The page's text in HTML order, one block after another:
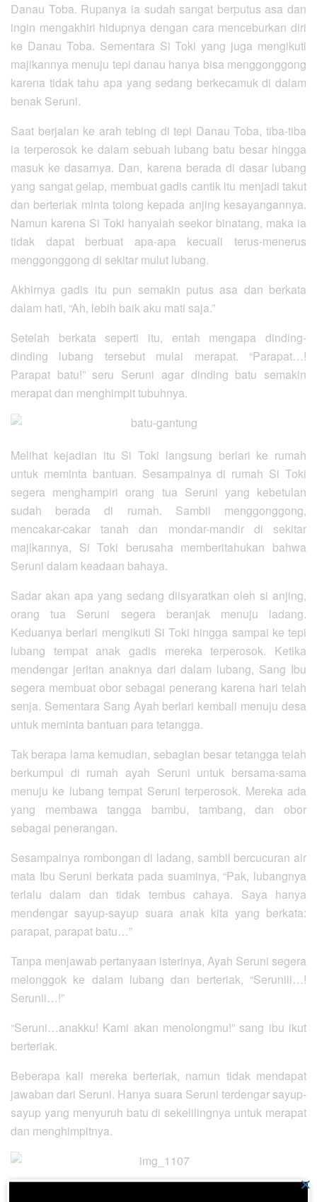
Danau Toba. Rupanya ia sudah sangat berputus asa dan
ingin mengakhiri hidupnya dengan cara menceburkan diri
ke Danau Toba. Sementara Si Toki yang juga mengikuti
majikannya menuju tepi danau hanya bisa menggonggong
karena tidak tahu apa yang sedang berkecamuk di dalam
benak Seruni.
Saat berjalan ke arah tebing di tepi Danau Toba, tiba-tiba
ia terperosok ke dalam sebuah lubang batu besar hingga
masuk ke dasarnya. Dan, karena berada di dasar lubang
yang sangat gelap, membuat gadis cantik itu menjadi takut
dan berteriak minta tolong kepada anjing kesayangannya.
Namun karena Si Toki hanyalah seekor binatang, maka ia
tidak dapat berbuat apa-apa kecuali terus-menerus
menggonggong di sekitar mulut lubang.
Akhirnya gadis itu pun semakin putus asa dan berkata
dalam hati, “Ah, lebih baik aku mati saja.”
Setelah berkata seperti itu, entah mengapa dinding-
dinding lubang tersebut mulai merapat. “Parapat…!
Parapat batu!” seru Seruni agar dinding batu semakin
merapat dan menghimpit tubuhnya.
Melihat kejadian itu Si Toki langsung berlari ke rumah
untuk meminta bantuan. Sesampainya di rumah Si Toki
segera menghampiri orang tua Seruni yang kebetulan
sudah berada di rumah. Sambil menggonggong,
mencakar-cakar tanah dan mondar-mandir di sekitar
majikannya, Si Toki berusaha memberitahukan bahwa
Seruni dalam keadaan bahaya.
Sadar akan apa yang sedang diisyaratkan oleh si anjing,
orang tua Seruni segera beranjak menuju ladang.
Keduanya berlari mengikuti Si Toki hingga sampai ke tepi
lubang tempat anak gadis mereka terperosok. Ketika
mendengar jeritan anaknya dari dalam lubang, Sang Ibu
segera membuat obor sebagai penerang karena hari telah
senja. Sementara Sang Ayah berlari kembali menuju desa
untuk meminta bantuan para tetangga.
Tak berapa lama kemudian, sebagian besar tetangga telah
berkumpul di rumah ayah Seruni untuk bersama-sama
menuju ke lubang tempat Seruni terperosok. Mereka ada
yang membawa tangga bambu, tambang, dan obor
sebagai penerangan.
Sesampainya rombongan di ladang, sambil bercucuran air
mata Ibu Seruni berkata pada suaminya, “Pak, lubangnya
terlalu dalam dan tidak tembus cahaya. Saya hanya
mendengar sayup-sayup suara anak kita yang berkata:
parapat, parapat batu…”
Tanpa menjawab pertanyaan isterinya, Ayah Seruni segera
melonggok ke dalam lubang dan berteriak, “Seruniii…!
Serunii…!”
“Seruni…anakku! Kami akan menolongmu!” sang ibu ikut
berteriak.
Beberapa kali mereka berteriak, namun tidak mendapat
jawaban dari Seruni. Hanya suara Seruni terdengar sayup-
sayup yang menyuruh batu di sekelilingnya untuk merapat
dan menghimpitnya.
Warga yang hadir di tempat itu juga berusaha untuk×